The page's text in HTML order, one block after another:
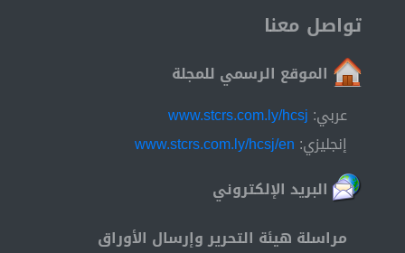
تواصل معنا
الموقع الرسمي للمجلة
عربي: www.stcrs.com.ly/hcsj
إنجليزي: www.stcrs.com.ly/hcsj/en
البريد الإلكتروني
مراسلة هيئة التحرير وإرسال الأوراق